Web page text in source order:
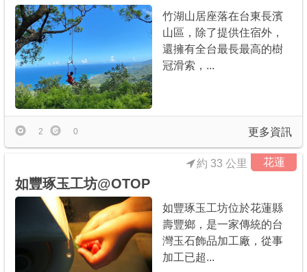
竹湖山居座落在台東長濱
山區，除了提供住宿外，
還擁有全台最長最高的樹
冠滑索，...
更多資訊
2 0
花蓮
如豐琢玉工坊@OTOP
約 33 公里
如豐琢玉工坊位於花蓮縣
壽豐鄉，是一家傳統的台
灣玉石飾品加工廠，從事
加工已超...